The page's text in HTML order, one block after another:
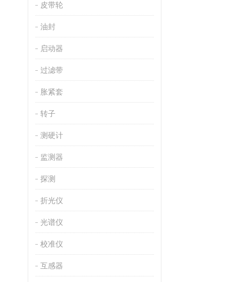
皮带轮
油封
启动器
过滤带
胀紧套
转子
测硬计
监测器
探测
折光仪
光谱仪
校准仪
互感器